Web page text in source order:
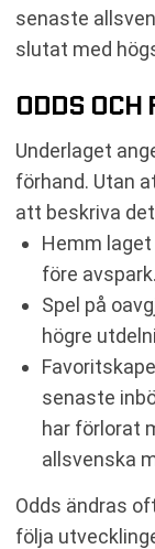
senaste
slutat med
ODDS OCH
Underlaget
förhand. Utan
att beskriva
Hemm
före avspark.
Spel på
högre
senaste
har förlorat
allsvenska
Odds ändras
följa